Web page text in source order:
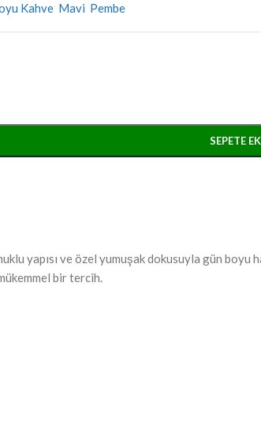
Kahve Mavi Pembe
SEPETE
yapısı ve özel yumuşak dokusuyla gün
bir tercih.